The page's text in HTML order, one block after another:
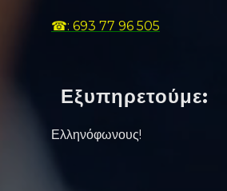
☎: 693 77 96 505
Εξυπηρετούμε:
Ελληνόφωνους!